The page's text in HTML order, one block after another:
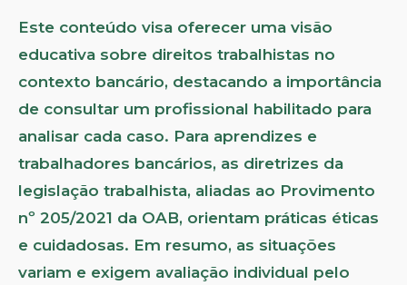
Este conteúdo visa oferecer uma visão
educativa sobre direitos trabalhistas no
contexto bancário, destacando a importância
de consultar um profissional habilitado para
analisar cada caso. Para aprendizes e
trabalhadores bancários, as diretrizes da
legislação trabalhista, aliadas ao Provimento
nº 205/2021 da OAB, orientam práticas éticas
e cuidadosas. Em resumo, as situações
variam e exigem avaliação individual pelo